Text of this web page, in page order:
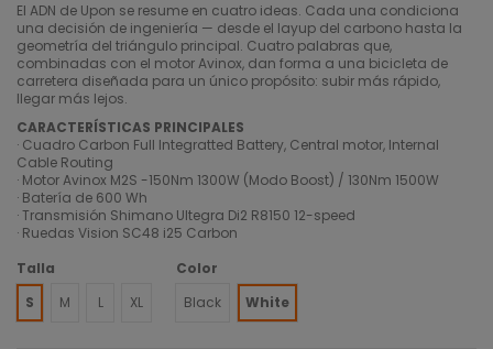
El ADN de Upon se resume en cuatro ideas. Cada una condiciona
una decisión de ingeniería — desde el layup del carbono hasta la
geometría del triángulo principal. Cuatro palabras que,
combinadas con el motor Avinox, dan forma a una bicicleta de
carretera diseñada para un único propósito: subir más rápido,
llegar más lejos.
CARACTERÍSTICAS PRINCIPALES
· Cuadro Carbon Full Integratted Battery, Central motor, Internal
Cable Routing
· Motor Avinox M2S -150Nm 1300W (Modo Boost) / 130Nm 1500W
· Batería de 600 Wh
· Transmisión Shimano Ultegra Di2 R8150 12-speed
· Ruedas Vision SC48 i25 Carbon
Talla
S
M L XL
Color
Black
White